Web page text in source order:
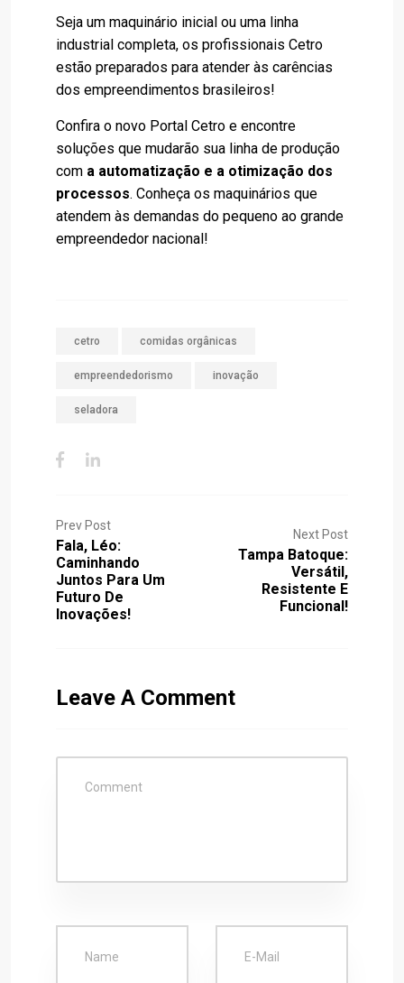
Seja um maquinário inicial ou uma linha
industrial completa, os profissionais Cetro
estão preparados para atender às carências
dos empreendimentos brasileiros!
Confira o novo Portal Cetro e encontre
soluções que mudarão sua linha de produção
com a automatização e a otimização dos
processos. Conheça os maquinários que
atendem às demandas do pequeno ao grande
empreendedor nacional!
cetro comidas orgânicas
empreendedorismo inovação
seladora
Prev Post
Fala, Léo:
Caminhando
Juntos Para Um
Futuro De
Inovações!
Next Post
Tampa Batoque:
Versátil,
Resistente E
Funcional!
Leave A Comment